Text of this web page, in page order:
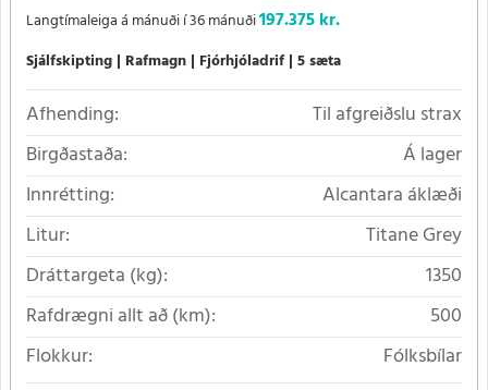
Langtímaleiga á mánuði í 36 mánuði197.375 kr.
Sjálfskipting Rafmagn Fjórhjóladrif 5 sæta
Afhending:
Til afgreiðslu strax
Birgðastaða:
Á lager
Innrétting:
Alcantara áklæði
Litur:
Titane Grey
Dráttargeta (kg):
1350
Rafdrægni allt að (km):
500
Flokkur:
Fólksbílar